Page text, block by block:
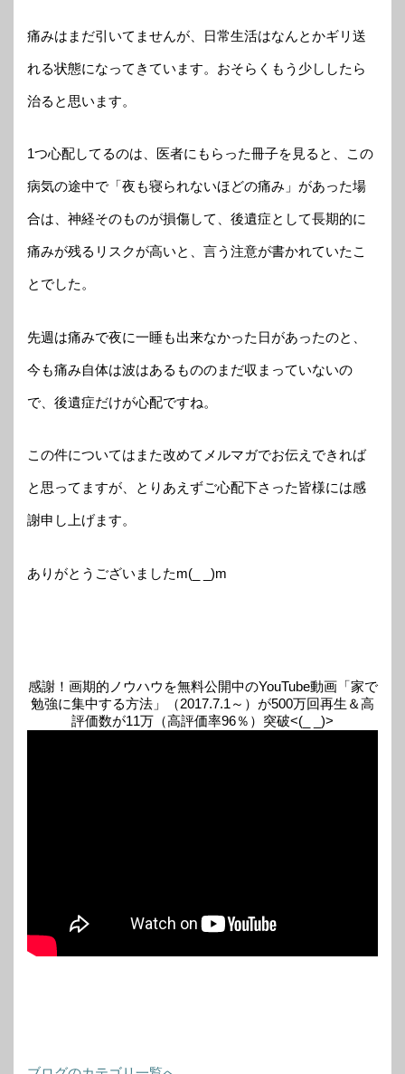
痛みはまだ引いてませんが、日常生活はなんとかギリ送
れる状態になってきています。おそらくもう少ししたら
治ると思います。
1つ心配してるのは、医者にもらった冊子を見ると、この
病気の途中で「夜も寝られないほどの痛み」があった場
合は、神経そのものが損傷して、後遺症として長期的に
痛みが残るリスクが高いと、言う注意が書かれていたこ
とでした。
先週は痛みで夜に一睡も出来なかった日があったのと、
今も痛み自体は波はあるもののまだ収まっていないの
で、後遺症だけが心配ですね。
この件についてはまた改めてメルマガでお伝えできれば
と思ってますが、とりあえずご心配下さった皆様には感
謝申し上げます。
ありがとうございましたm(_ _)m
感謝！画期的ノウハウを無料公開中のYouTube動画「家で
勉強に集中する方法」（2017.7.1～）が500万回再生＆高
評価数が11万（高評価率96％）突破<(_ _)>